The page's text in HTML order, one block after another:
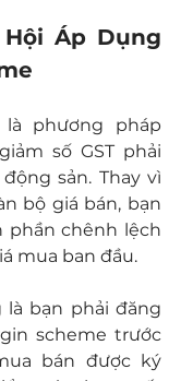
Áp Dụng
là phương pháp
số GST phải
sản. Thay vì
bộ giá bán, bạn
phần chênh lệch
mua ban đầu.
bạn phải đăng
scheme trước
bán được ký